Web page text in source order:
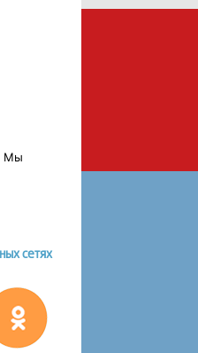
Мы
сетях